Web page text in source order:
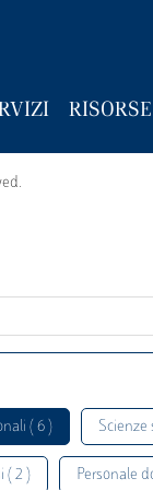
RISORSE
( 6 ) Scienze
( 2 ) Personale